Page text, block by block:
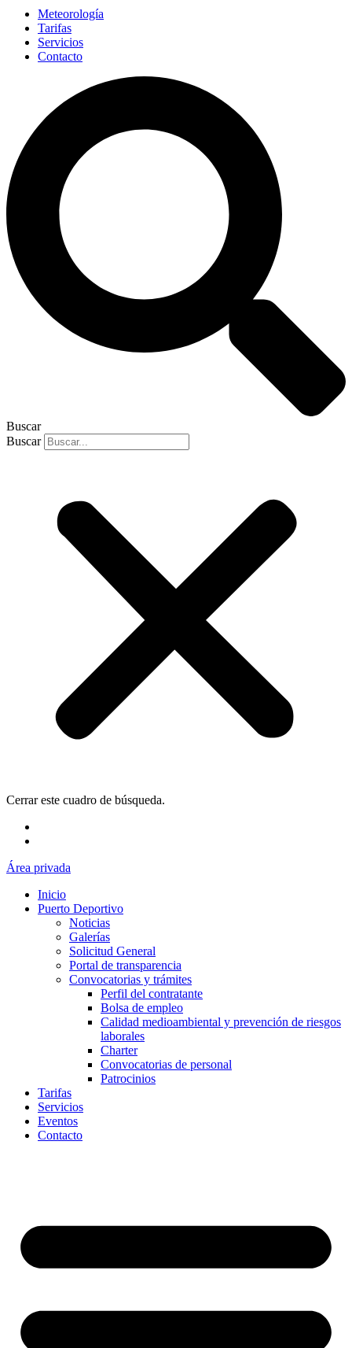
Meteorología
Tarifas
Servicios
Contacto
Buscar
Buscar
Cerrar este cuadro de búsqueda.
Área privada
Inicio
Puerto Deportivo
Noticias
Galerías
Solicitud General
Portal de transparencia
Convocatorias y trámites
Perfil del contratante
Bolsa de empleo
Calidad medioambiental y prevención de riesgos
laborales
Charter
Convocatorias de personal
Patrocinios
Tarifas
Servicios
Eventos
Contacto